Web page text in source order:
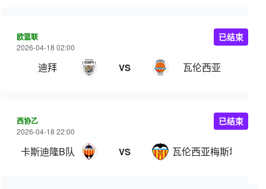
欧篮联
2026-04-18 02:00
迪拜 VS 瓦伦西亚
已结束
西协乙
2026-04-18 22:00
卡斯迪隆B队 VS 瓦伦西亚梅斯塔利亚
已结束